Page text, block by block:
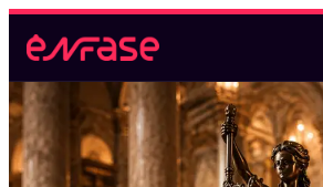
Magistratura Federal
Magistratura Federal e MPF